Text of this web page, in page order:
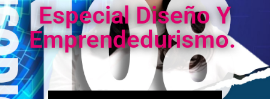
Especial Diseño Y
Emprendedurismo.